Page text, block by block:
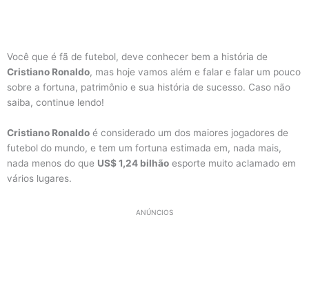
Você que é fã de futebol, deve conhecer bem a história de
Cristiano Ronaldo, mas hoje vamos além e falar e falar um pouco
sobre a fortuna, patrimônio e sua história de sucesso. Caso não
saiba, continue lendo!
Cristiano Ronaldo é considerado um dos maiores jogadores de
futebol do mundo, e tem um fortuna estimada em, nada mais,
nada menos do que US$ 1,24 bilhão esporte muito aclamado em
vários lugares.
ANÚNCIOS